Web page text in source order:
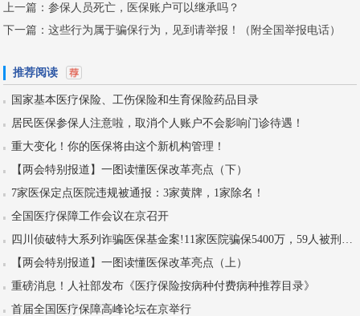
上一篇：参保人员死亡，医保账户可以继承吗？
下一篇：这些行为属于骗保行为，见到请举报！（附全国举报电话）
推荐阅读
国家基本医疗保险、工伤保险和生育保险药品目录
居民医保参保人注意啦，取消个人账户不会影响门诊待遇！
重大变化！你的医保将由这个新机构管理！
【两会特别报道】一图读懂医保改革亮点（下）
7家医保定点医院违规被通报：3家黄牌，1家除名！
全国医疗保障工作会议在京召开
【两会特别报道】一图读懂医保改革亮点（上）
重磅消息！人社部发布《医疗保险按病种付费病种推荐目录》
首届全国医疗保障高峰论坛在京举行